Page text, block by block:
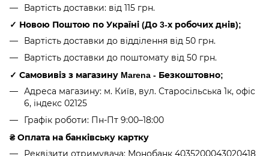
Вартість доставки: від 115 грн.
✓ Новою Поштою по Україні (До 3-х робочих днів);
Вартість доставки до відділення від 50 грн.
Вартість доставки до поштомату від 50 грн.
✓ Самовивіз з магазину Marena - Безкоштовно;
Адреса магазину: м. Київ, вул. Старосільська 1к, офіс
6, індекс 02125
Графік роботи: Пн-Пт 9:00–18:00
₴Оплата на банківську картку
Реквізити отримувача: Монобанк 4035200043020418